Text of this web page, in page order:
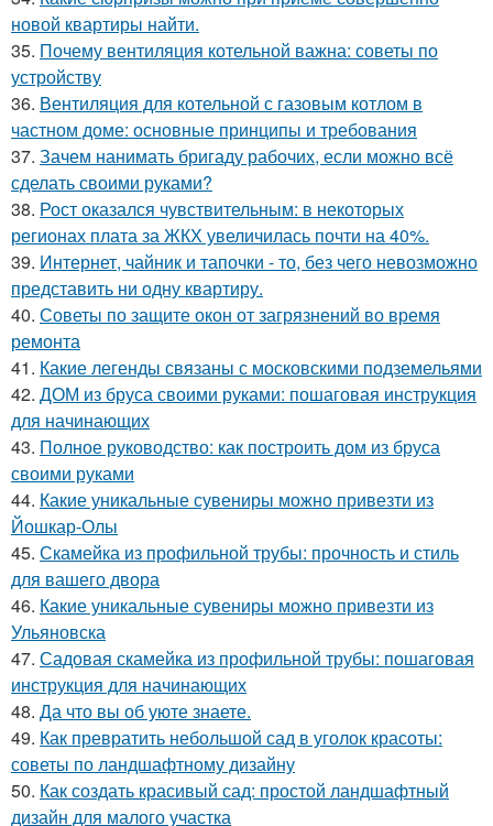
новой квартиры найти.
35. Почему вентиляция котельной важна: советы по
устройству
36. Вентиляция для котельной с газовым котлом в
частном доме: основные принципы и требования
37. Зачем нанимать бригаду рабочих, если можно всё
сделать своими руками?
38. Рост оказался чувствительным: в некоторых
регионах плата за ЖКХ увеличилась почти на 40%.
39. Интернет, чайник и тапочки - то, без чего невозможно
представить ни одну квартиру.
40. Советы по защите окон от загрязнений во время
ремонта
41. Какие легенды связаны с московскими подземельями
42. ДОМ из бруса своими руками: пошаговая инструкция
для начинающих
43. Полное руководство: как построить дом из бруса
своими руками
44. Какие уникальные сувениры можно привезти из
Йошкар-Олы
45. Скамейка из профильной трубы: прочность и стиль
для вашего двора
46. Какие уникальные сувениры можно привезти из
Ульяновска
47. Садовая скамейка из профильной трубы: пошаговая
инструкция для начинающих
48. Да что вы об уюте знаете.
49. Как превратить небольшой сад в уголок красоты:
советы по ландшафтному дизайну
50. Как создать красивый сад: простой ландшафтный
дизайн для малого участка